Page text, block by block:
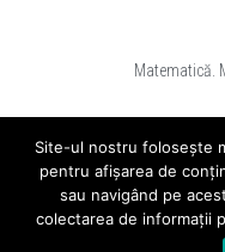
Matematică.
1
©
Editura CD PRESS este
cu caracter
Site-ul nostru folosește
pentru afișarea de
sau navigând pe
colectarea de informații